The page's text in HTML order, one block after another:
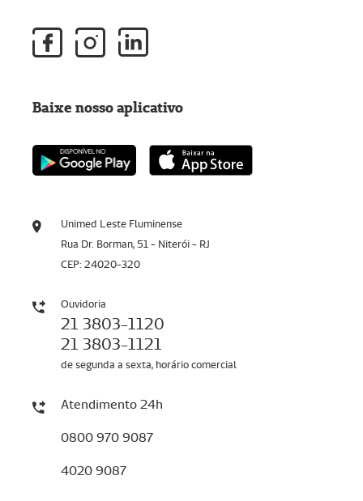
Unimed Leste Fluminense
Rua Dr. Borman, 51 - Niterói - RJ
CEP: 24020-320
Ouvidoria
21 3803-1120
21 3803-1121
de segunda a sexta, horário comercial
Atendimento 24h
0800 970 9087
4020 9087
Baixe nosso aplicativo